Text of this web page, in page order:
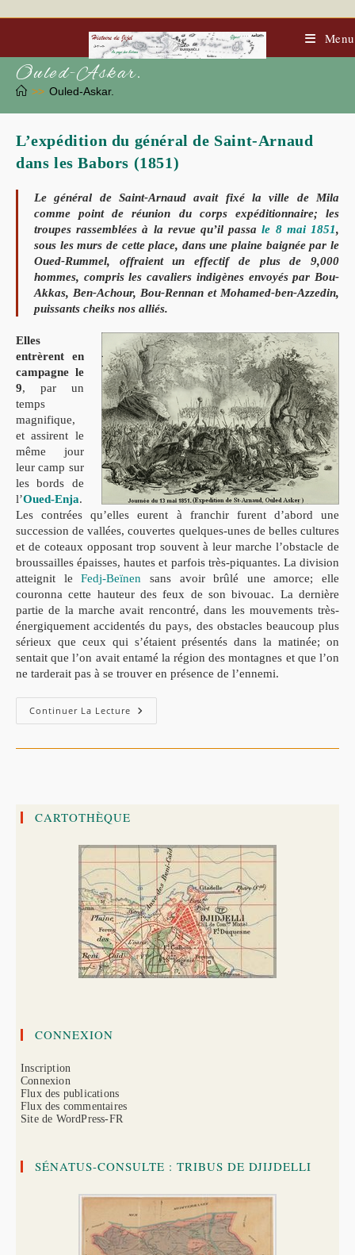
to
Menu
Ouled-Askar.
>> Ouled-Askar.
L’expédition du général de Saint-Arnaud
dans les Babors (1851)
Le général de Saint-Arnaud avait fixé la ville de Mila
commepoint de réunion du corps expéditionnaire; les
troupes rassemblées à la revue qu’il passale 8 mai 1851,
sous les murs de cette place, dans une plaine baignée par le
Oued-Rummel, offraient un effectif de plus de 9,000
hommes, compris les cavaliers indigènes envoyés par Bou-
Akkas, Ben-Achour, Bou-Rennan et Mohamed-ben-Azzedin,
puissants cheiks nos alliés.
Elles
entrèrent en
campagne le
9, par un
temps
magnifique,
et assirent le
même jour
leur camp sur
les bords de
l’Oued-Enja.
Les contrées qu’elles eurent à franchir furent d’abord une
succession de vallées, couvertes quelques-unes de belles cultures
et de coteaux opposant trop souvent à leur marche l’obstacle de
broussailles épaisses, hautes et parfois très-piquantes. La division
atteignit leFedj-Beïnen sans avoir brûlé une amorce; elle
couronna cette hauteur des feux de son bivouac. La dernière
partie de la marche avait rencontré, dans les mouvements très-
énergiquement accidentés du pays, des obstacles beaucoup plus
sérieux que ceux qui s’étaient présentés dans la matinée; on
sentait que l’on avait entamé la région des montagnes et que l’on
ne tarderait pas à se trouver en présence de l’ennemi.
Continuer La Lecture L’expédition
Du
CARTOTHÈQUE
CONNEXION
Inscription
Connexion
Flux des publications
Flux des commentaires
Site de WordPress-FR
SÉNATUS-CONSULTE : TRIBUS DE DJIJDELLI